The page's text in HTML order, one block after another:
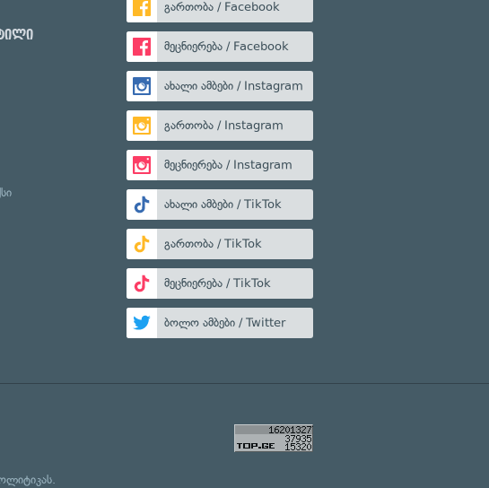
გართობა / Facebook
მეცნიერება / Facebook
ახალი ამბები / Instagram
გართობა / Instagram
მეცნიერება / Instagram
ახალი ამბები / TikTok
გართობა / TikTok
მეცნიერება / TikTok
ბოლო ამბები / Twitter